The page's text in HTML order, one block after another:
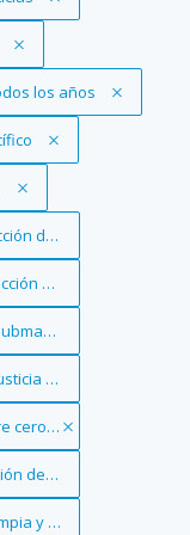
filtro
los años
de las
y consumo
e instituciones
cero
de calidad
y saneamiento